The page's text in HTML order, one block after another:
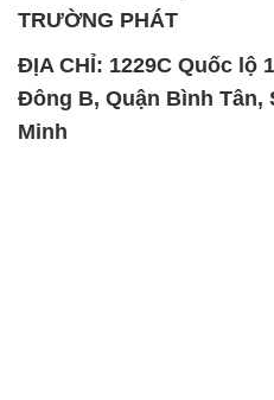
TRƯỜNG PHÁT
ĐỊA CHỈ: 1229C Quốc lộ
Đông B, Quận Bình Tân,
Minh